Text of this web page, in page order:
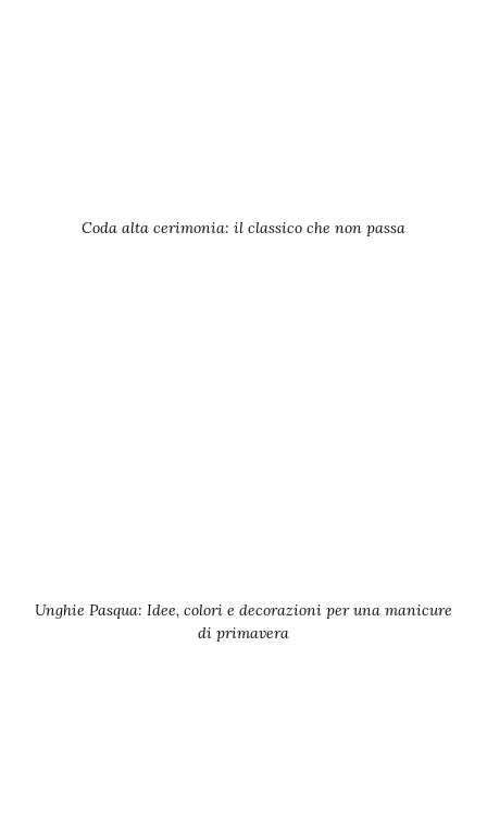
Coda alta cerimonia: il classico che non passa
Unghie Pasqua: Idee, colori e decorazioni per una manicure
di primavera